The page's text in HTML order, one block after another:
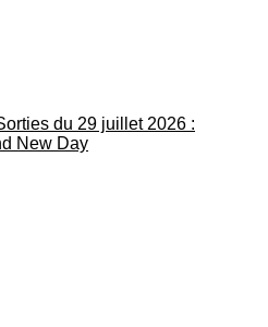
du 29 juillet 2026 :
New Day